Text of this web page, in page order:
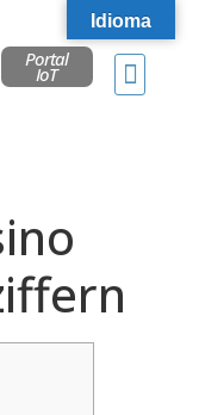
Portal
IoT
Idioma